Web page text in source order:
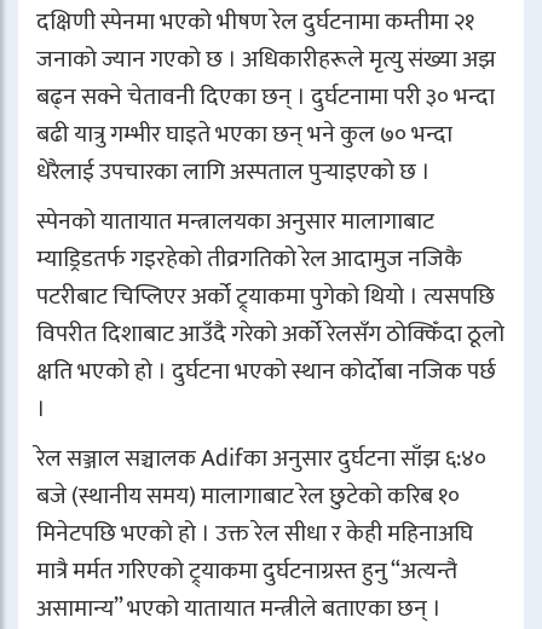
दक्षिणीस्पेनमा भएको भीषण रेल दुर्घटनामा कम्तीमा २१
जनाको ज्यान गएको छ । अधिकारीहरूले मृत्यु संख्या अझ
बढ्न सक्ने चेतावनी दिएका छन् । दुर्घटनामा परी ३० भन्दा
बढी यात्रु गम्भीर घाइते भएका छन् भने कुल ७० भन्दा
धेरैलाई उपचारका लागि अस्पताल पुर्‍याइएको छ ।
स्पेनको यातायात मन्त्रालयका अनुसार मालागाबाट
म्याड्रिडतर्फ गइरहेको तीव्रगतिको रेलआदामुजनजिकै
पटरीबाट चिप्लिएर अर्को ट्र्याकमा पुगेको थियो । त्यसपछि
विपरीत दिशाबाट आउँदै गरेको अर्को रेलसँग ठोक्किँदा ठूलो
क्षति भएको हो । दुर्घटना भएको स्थानकोर्दोबानजिक पर्छ
।
रेल सञ्जाल सञ्चालकAdifका अनुसार दुर्घटना साँझ ६:४०
बजे (स्थानीय समय) मालागाबाट रेल छुटेको करिब १०
मिनेटपछि भएको हो । उक्त रेल सीधा र केही महिनाअघि
मात्रै मर्मत गरिएको ट्र्याकमा दुर्घटनाग्रस्त हुनु “अत्यन्तै
असामान्य” भएको यातायात मन्त्रीले बताएका छन् ।